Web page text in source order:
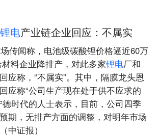
锂电产业链企业回应：不属实
传闻称，电池级碳酸锂价格逼近60万
料企业降排产，对此多家锂电厂和
应称，“不属实”。其中，隔膜龙头恩
应称“公司生产现在处于供不应求的
德时代的人士表示，目前，公司四季
期，无排产方面的调整，对明年市场
中证报）